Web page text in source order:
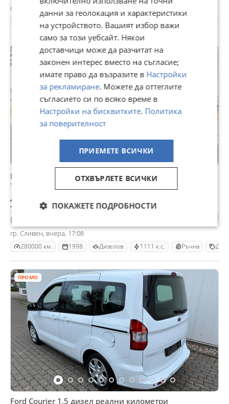
гр. Сливен, вчера, 17:16
2014 Дизелов 150 к.с.
Kia Sportage 2.2d офроуд пакет лебедка обслужена
топ
4 000 €
7 823,32 лв
Не се начислява ДДС
гр. Сливен, вчера, 17:08
280000 км. 1998 Дизелов 1111 к.с. Ръчна
ПРОМО
Ford Courier 1.5 дизел реални километри
данни за геолокация и характеристики
на устройството. Вашият избор важи
само за този уебсайт. Някои
доставчици може да разчитат на
законен интерес вместо на съгласие;
имате право да възразите в Настройки
за рекламиране. Можете да оттеглите
съгласието си по всяко време в
Настройки на бисквитките. Политика
за поверителност
ПРИЕМЕТЕ ВСИЧКИ
ОТХВЪРЛЕТЕ ВСИЧКИ
ПОКАЖЕТЕ ПОДРОБНОСТИ